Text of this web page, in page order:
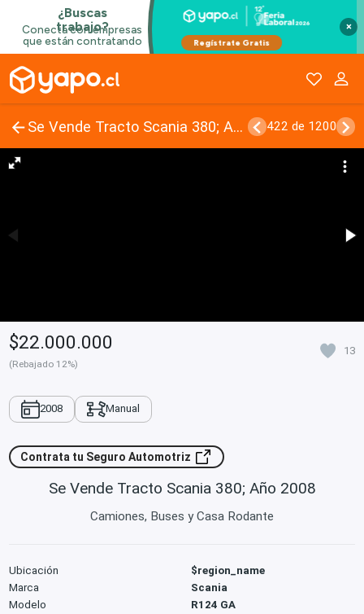
×
Se Vende Tracto Scania 380; Año 2008 422 de 1200
$22.000.000
(Rebajado 12%)
13
2008 Manual
Contrata tu Seguro Automotriz
Se Vende Tracto Scania 380; Año 2008
Camiones, Buses y Casa Rodante
Ubicación
$region_name
Marca
Scania
Modelo
R124 GA